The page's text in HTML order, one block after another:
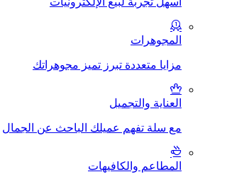
المجوهرات
مزايا متعددة تبرز تميز مجوهراتك
العناية والتجميل
مع سلة تفهم عميلك الباحث عن الجمال
المطاعم والكافيهات